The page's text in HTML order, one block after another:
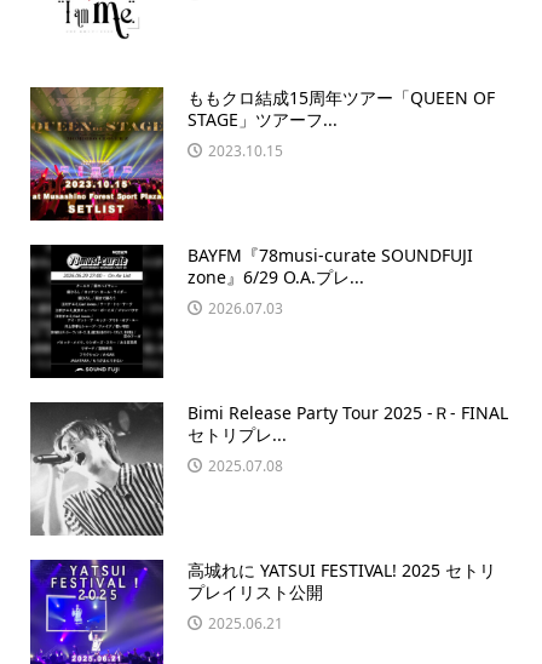
ももクロ結成15周年ツアー「QUEEN OF
STAGE」ツアーフ...
2023.10.15
BAYFM『78musi-curate SOUNDFUJI
zone』6/29 O.A.プレ...
2026.07.03
Bimi Release Party Tour 2025 -Ｒ- FINAL
セトリプレ...
2025.07.08
高城れに YATSUI FESTIVAL! 2025 セトリ
プレイリスト公開
2025.06.21